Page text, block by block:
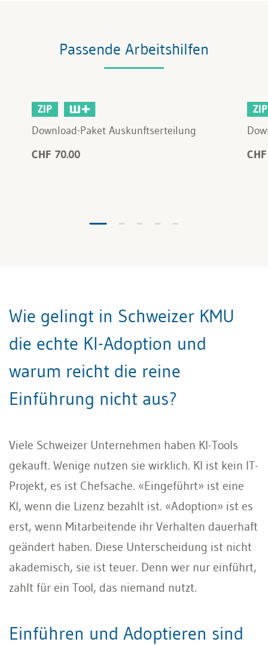
Passende Arbeitshilfen
ZIP
Download-Paket Auskunftserteilung
CHF 70.00
ZIP
Wie gelingt in Schweizer KMU
die echte KI-Adoption und
warum reicht die reine
Einführung nicht aus?
Viele Schweizer Unternehmen haben KI-Tools
gekauft. Wenige nutzen sie wirklich. KI ist kein IT-
Projekt, es ist Chefsache. «Eingeführt» ist eine
KI, wenn die Lizenz bezahlt ist. «Adoption» ist es
erst, wenn Mitarbeitende ihr Verhalten dauerhaft
geändert haben. Diese Unterscheidung ist nicht
akademisch, sie ist teuer. Denn wer nur einführt,
zahlt für ein Tool, das niemand nutzt.
Einführen und Adoptieren sind